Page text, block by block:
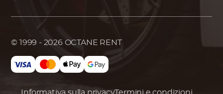
© 1999 - 2026 OCTANE RENT